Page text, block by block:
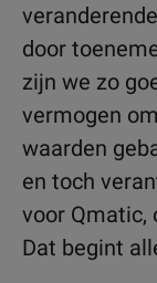
door
zijn we zo
vermogen
waarden
en toch
voor Qmatic,
Dat begint